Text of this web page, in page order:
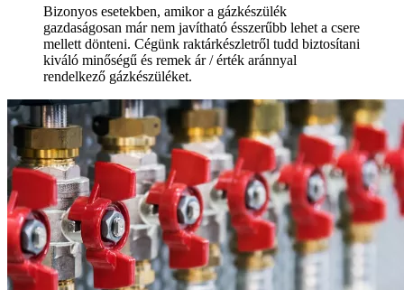
Bizonyos esetekben, amikor a gázkészülék
gazdaságosan már nem javítható ésszerűbb lehet a csere
mellett dönteni. Cégünk raktárkészletről tudd biztosítani
kiváló minőségű és remek ár / érték aránnyal
rendelkező gázkészüléket.